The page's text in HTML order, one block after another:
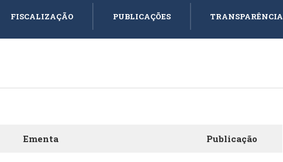
FISCALIZAÇÃO PUBLICAÇÕES TRANSPARÊNCIA
Ementa Publicação